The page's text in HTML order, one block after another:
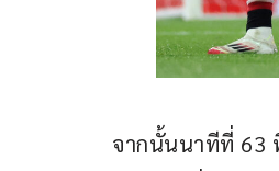
จากนั้นนาทีที่ 63